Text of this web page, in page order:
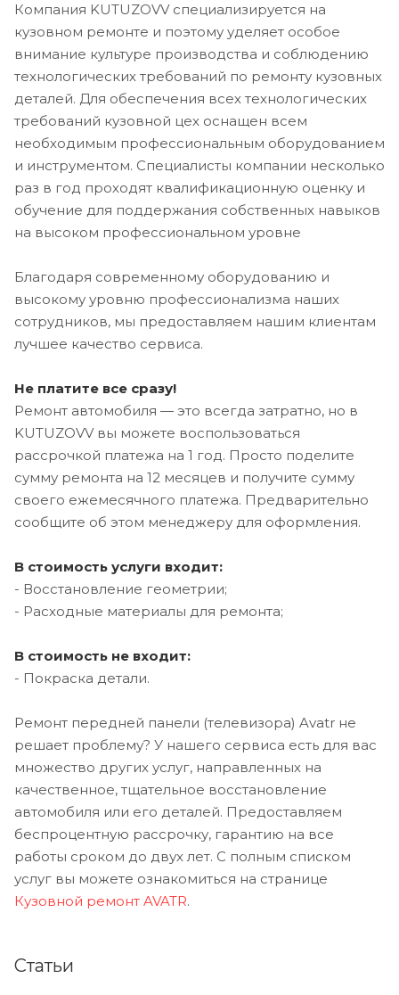
Компания KUTUZOVV специализируется на
кузовном ремонте и поэтому уделяет особое
внимание культуре производства и соблюдению
технологических требований по ремонту кузовных
деталей. Для обеспечения всех технологических
требований кузовной цех оснащен всем
необходимым профессиональным оборудованием
и инструментом. Специалисты компании несколько
раз в год проходят квалификационную оценку и
обучение для поддержания собственных навыков
на высоком профессиональном уровне
Благодаря современному оборудованию и
высокому уровню профессионализма наших
сотрудников, мы предоставляем нашим клиентам
лучшее качество сервиса.
Не платите все сразу!
Ремонт автомобиля — это всегда затратно, но в
KUTUZOVV вы можете воспользоваться
рассрочкой платежа на 1 год. Просто поделите
сумму ремонта на 12 месяцев и получите сумму
своего ежемесячного платежа. Предварительно
сообщите об этом менеджеру для оформления.
В стоимость услуги входит:
- Восстановление геометрии;
- Расходные материалы для ремонта;
В стоимость не входит:
- Покраска детали.
Ремонт передней панели (телевизора) Avatr не
решает проблему? У нашего сервиса есть для вас
множество других услуг, направленных на
качественное, тщательное восстановление
автомобиля или его деталей. Предоставляем
беспроцентную рассрочку, гарантию на все
работы сроком до двух лет. С полным списком
услуг вы можете ознакомиться на странице
Кузовной ремонт AVATR.
Статьи